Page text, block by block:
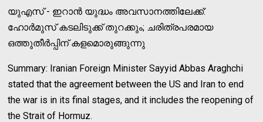
യുഎസ് - ഇറാന്‍ യുദ്ധം അവസാനത്തിലേക്ക്:
ഹോര്‍മുസ് കടലിടുക്ക് തുറക്കും; ചരിത്രപരമായ
ഒത്തുതീര്‍പ്പിന് കളമൊരുങ്ങുന്നു
Summary: Iranian Foreign Minister Sayyid Abbas Araghchi
stated that the agreement between the US and Iran to end
the war is in its final stages, and it includes the reopening of
the Strait of Hormuz.